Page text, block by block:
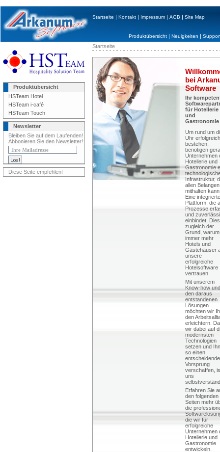
Startseite|Kontakt|Impressum|AGB|Site Map
Produktübersicht|Neuigkeiten|
Produktübersicht
HSTeam Hotel
HSTeam i-café
HSTeam Touch
Newsletter
Bleiben Sie auf dem Laufenden!
Abbonieren Sie den Newsletter!
Diese Seite empfehlen!
Startseite
bei
Software
Ihr
für Hotellerie
und
Gastronomie
Um rund um
Uhr
bestehen,
benötigen
Unternehmen
Hotellerie und
Gastronomie
Infrastruktur,
allen Belangen
mithalten
Eine integrierte
Plattform, die
Prozesse
und
einbindet.
zugleich der
Grund, warum
immer mehr
Hotels und
Gästehäuser
unsere
erfolgreiche
Hotelsoftware
vertrauen.
Mit unserem
Know-how und
den daraus
entstandenen
Lösungen
möchten wir
den
erleichtern.
wir dabei auf
modernsten
Technologien
setzen und
so einen
Vorsprung
verschaffen,
uns
Erfahren Sie
den folgenden
Seiten mehr
die
die wir für
erfolgreiche
Unternehmen
Hotellerie und
Gastronomie
entwickeln.